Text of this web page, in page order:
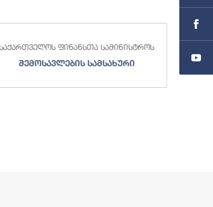
ფინანსთა სამინისტროს
შემოსავლების სამსახური